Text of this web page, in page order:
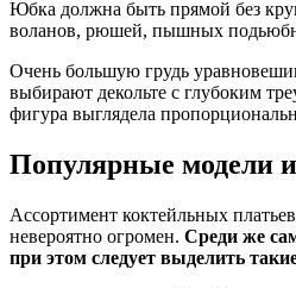
Юбка должна быть прямой без
воланов, рюшей, пышных
Очень большую грудь
выбирают декольте с глубоким
фигура выглядела
Популярные модели
Ассортимент коктейльных
невероятно огромен. Среди же
при этом следует выделить